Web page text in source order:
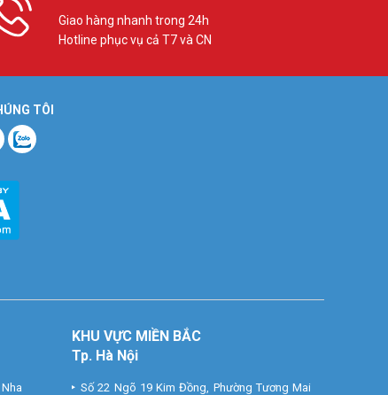
Giao hàng nhanh trong 24h
Hotline phục vụ cả T7 và CN
TÔI
KHU VỰC MIỀN BẮC
Tp. Hà Nội
Số 22 Ngõ 19 Kim Đồng, Phường Tương Mai